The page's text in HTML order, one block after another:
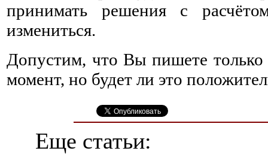
принимать решения с
измениться.
Допустим, что Вы пишете
момент, но будет ли это
Еще статьи: